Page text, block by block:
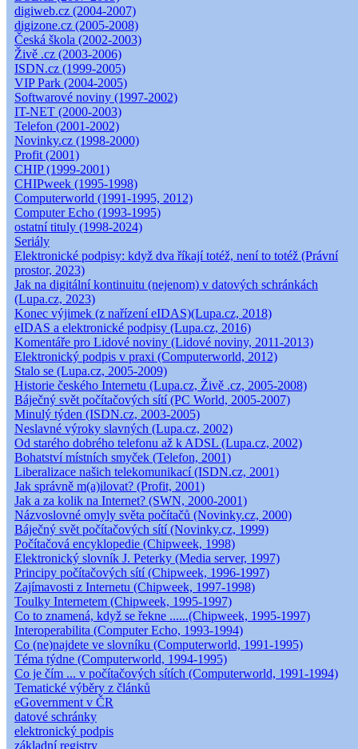
digiweb.cz (2004-2007)
digizone.cz (2005-2008)
Česká škola (2002-2003)
Živě .cz (2003-2006)
ISDN.cz (1999-2005)
VIP Park (2004-2005)
Softwarové noviny (1997-2002)
IT-NET (2000-2003)
Telefon (2001-2002)
Novinky.cz (1998-2000)
Profit (2001)
CHIP (1999-2001)
CHIPweek (1995-1998)
Computerworld (1991-1995, 2012)
Computer Echo (1993-1995)
ostatní tituly (1998-2024)
Seriály
Elektronické podpisy: když dva říkají totéž, není to totéž (Právní
prostor, 2023)
Jak na digitální kontinuitu (nejenom) v datových schránkách
(Lupa.cz, 2023)
Konec výjimek (z nařízení eIDAS)(Lupa.cz, 2018)
eIDAS a elektronické podpisy (Lupa.cz, 2016)
Komentáře pro Lidové noviny (Lidové noviny, 2011-2013)
Elektronický podpis v praxi (Computerworld, 2012)
Stalo se (Lupa.cz, 2005-2009)
Historie českého Internetu (Lupa.cz, Živě .cz, 2005-2008)
Báječný svět počítačových sítí (PC World, 2005-2007)
Minulý týden (ISDN.cz, 2003-2005)
Neslavné výroky slavných (Lupa.cz, 2002)
Od starého dobrého telefonu až k ADSL (Lupa.cz, 2002)
Bohatství místních smyček (Telefon, 2001)
Liberalizace našich telekomunikací (ISDN.cz, 2001)
Jak správně m(a)ilovat? (Profit, 2001)
Jak a za kolik na Internet? (SWN, 2000-2001)
Názvoslovné omyly světa počítačů (Novinky.cz, 2000)
Báječný svět počítačových sítí (Novinky.cz, 1999)
Počítačová encyklopedie (Chipweek, 1998)
Elektronický slovník J. Peterky (Media server, 1997)
Principy počítačových sítí (Chipweek, 1996-1997)
Zajímavosti z Internetu (Chipweek, 1997-1998)
Toulky Internetem (Chipweek, 1995-1997)
Co to znamená, když se řekne ......(Chipweek, 1995-1997)
Interoperabilita (Computer Echo, 1993-1994)
Co (ne)najdete ve slovníku (Computerworld, 1991-1995)
Téma týdne (Computerworld, 1994-1995)
Co je čím ... v počítačových sítích (Computerworld, 1991-1994)
Tematické výběry z článků
eGovernment v ČR
datové schránky
elektronický podpis
základní registry